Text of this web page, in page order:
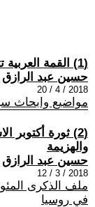
(1) القمة العربية تتجاهل العدوان الثلاثى
حسين عبد الرازق
2018 / 4 / 20
مواضيع وابحاث
والهزيمة
حسين عبد الرازق
2018 / 3 / 12
ملف الذكرى
في روسيا